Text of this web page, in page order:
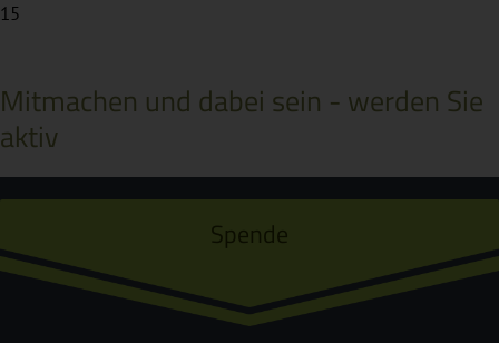
15
Mitmachen und dabei sein - werden Sie
aktiv
Spende